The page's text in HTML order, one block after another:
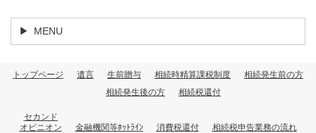
MENU
トップページ 遺言 生前贈与 相続時精算課税制度
相続発生前の方
相続発生後の方
相続税還付
セカンド
オピニオン
金融機関等ﾎｯﾄﾗｲﾝ 消費税還付 相続税申告業務の流れ